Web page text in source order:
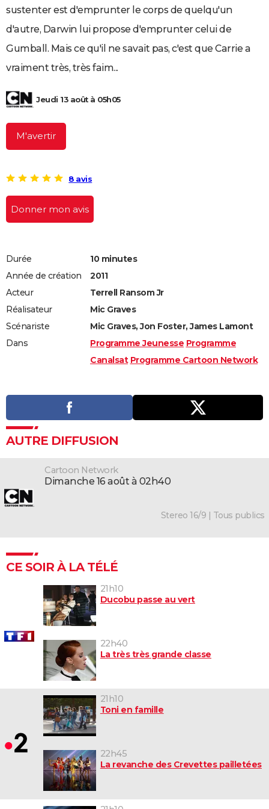
Destinations
City break
Voyage nature
Voyage de noces
Forum
Climat
+
PHOTO
BONS PLANS
Carte de Noël
Carte Bonne année
Carte Saint-Valentin
Carte Pâques
Carte d'anniversaire
Dictionnaire
Biographies
Citations
Expressions
Proverbes
PROGRAMME TV
S'inscrire
Se connecter
Lycées
Collèges
Primaires
Universités
Entreprises
Service militaire
Avis de recherche
FORUM
sustenter est d'emprunter le corps de quelqu'un
d'autre, Darwin lui propose d'emprunter celui de
Gumball. Mais ce qu'il ne savait pas, c'est que Carrie a
vraiment très, très faim...
Jeudi 13 août à 05h05
M'avertir
8 avis
Donner mon avis
Durée
10 minutes
Année de création
2011
Acteur
Terrell Ransom Jr
Réalisateur
Mic Graves
Scénariste
Mic Graves, Jon Foster, James Lamont
Dans
Programme Jeunesse Programme
Canalsat Programme Cartoon Network
AUTRE DIFFUSION
Cartoon Network
dimanche 16 août à 02h40
Stereo 16/9 | Tous publics
CE SOIR À LA TÉLÉ
21h10
Ducobu passe au vert
22h40
La très très grande classe
21h10
Toni en famille
22h45
La revanche des Crevettes pailletées